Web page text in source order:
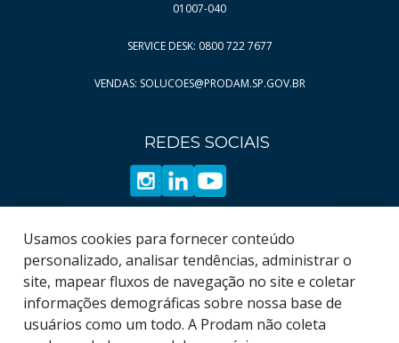
01007-040
SERVICE DESK: 0800 722 7677
VENDAS: SOLUCOES@PRODAM.SP.GOV.BR
REDES SOCIAIS
Usamos cookies para fornecer conteúdo
personalizado, analisar tendências, administrar o
site, mapear fluxos de navegação no site e coletar
informações demográficas sobre nossa base de
usuários como um todo. A Prodam não coleta